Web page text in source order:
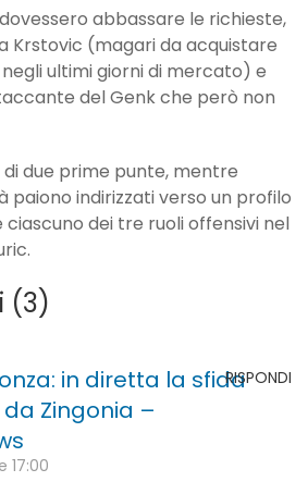
abbassare le richieste,
Krstovic (magari da acquistare
ultimi giorni di mercato) e
del Genk che però non
due prime punte, mentre
paiono indirizzati verso un profilo
dei tre ruoli offensivi nel
(3)
in diretta la sfida
Zingonia –
17:00
RISPONDI